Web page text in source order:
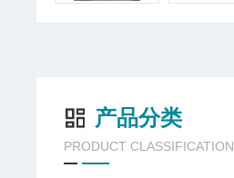
产品分类
PRODUCT CLASSIFICATION